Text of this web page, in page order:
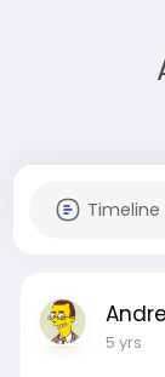
Timeline
5 yrs